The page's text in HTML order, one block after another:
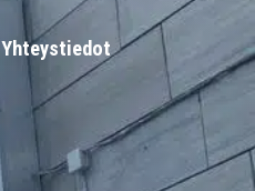
Yhteystiedot